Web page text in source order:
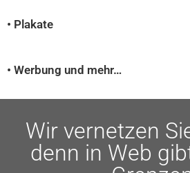
• Plakate
• Werbung und mehr…
Wir vernetzen
denn in Web